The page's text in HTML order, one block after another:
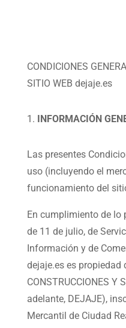
CONDICIONES
SITIO WEB dejaje.es
INFORMACIÓN
Las presentes
uso (incluyendo el
funcionamiento del
En cumplimiento de lo
de 11 de julio, de
Información y de
dejaje.es es propiedad
CONSTRUCCIONES Y
adelante, DEJAJE),
Mercantil de Ciudad